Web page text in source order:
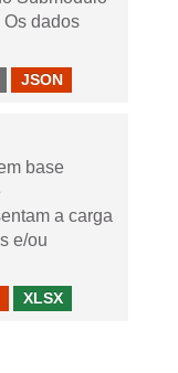
dados
JSON
base
a carga
e/ou
XLSX